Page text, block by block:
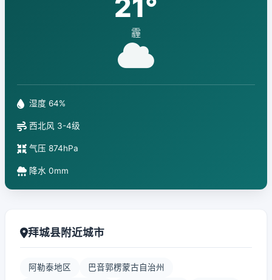
21°
霾
湿度 64%
西北风 3-4级
气压 874hPa
降水 0mm
拜城县附近城市
阿勒泰地区 巴音郭楞蒙古自治州